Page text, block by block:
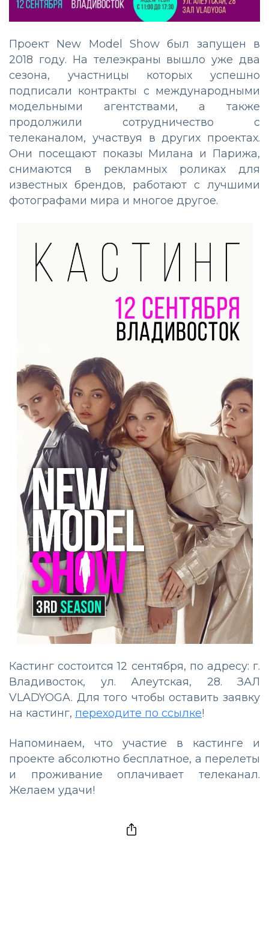
Проект New Model Show был запущен в
2018 году. На телеэкраны вышло уже два
сезона, участницы которых успешно
подписали контракты с международными
модельными агентствами, а также
продолжили сотрудничество с
телеканалом, участвуя в других проектах.
Они посещают показы Милана и Парижа,
снимаются в рекламных роликах для
известных брендов, работают с лучшими
фотографами мира и многое другое.
Кастинг состоится 12 сентября, по адресу: г.
Владивосток, ул. Алеутская, 28. ЗАЛ
VLADYOGA. Для того чтобы оставить заявку
на кастинг, переходите по ссылке!
Напоминаем, что участие в кастинге и
проекте абсолютно бесплатное, а перелеты
и проживание оплачивает телеканал.
Желаем удачи!